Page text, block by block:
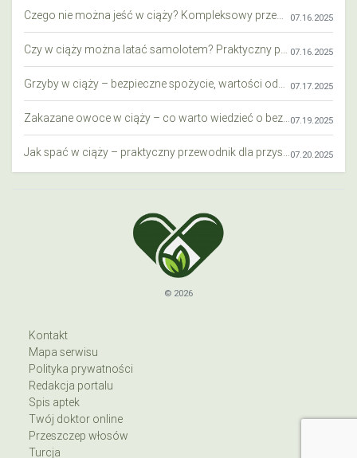
07.16.2025
07.16.2025
07.17.2025
07.19.2025
07.20.2025
© 2026
Kontakt
Mapa serwisu
Polityka prywatności
Redakcja portalu
Spis aptek
Twój doktor online
Przeszczep włosów
Turcja